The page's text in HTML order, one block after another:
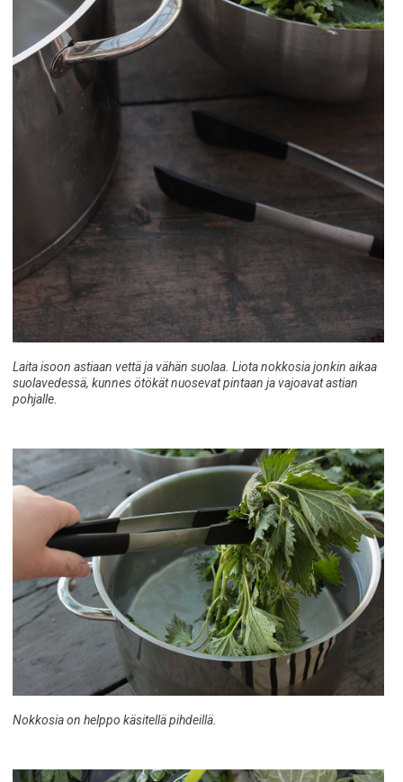
Laita isoon astiaan vettä ja vähän suolaa. Liota nokkosia jonkin aikaa
suolavedessä, kunnes ötökät nuosevat pintaan ja vajoavat astian
pohjalle.
Nokkosia on helppo käsitellä pihdeillä.